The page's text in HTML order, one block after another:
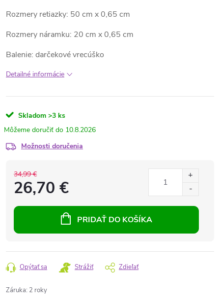
Rozmery retiazky: 50 cm x 0,65 cm
Rozmery náramku: 20 cm x 0,65 cm
Balenie: darčekové vrecúško
Detailné informácie
Skladom >3 ks
10.8.2026
Možnosti doručenia
34,99 €
26,70 €
PRIDAŤ DO KOŠÍKA
Opýtať sa Strážiť Zdieľať
Záruka: 2 roky